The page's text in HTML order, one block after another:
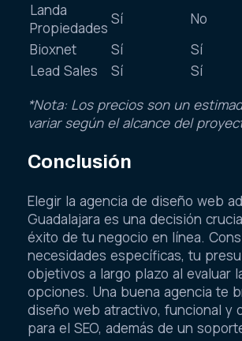
Landa
Propiedades
Sí No
Bioxnet
Sí Sí
Lead Sales
Sí Sí
*Nota: Los precios son un
variar según el alcance del
Conclusión
Elegir la agencia de diseño web
Guadalajara es una decisión
éxito de tu negocio en línea.
necesidades específicas, tu
objetivos a largo plazo al evaluar
opciones. Una buena agencia te
diseño web atractivo, funcional y
para el SEO, además de un